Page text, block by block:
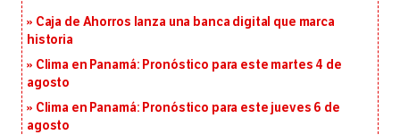
Caja de Ahorros lanza una banca digital que marca
historia
Clima en Panamá: Pronóstico para este martes 4 de
agosto
Clima en Panamá: Pronóstico para este jueves 6 de
agosto